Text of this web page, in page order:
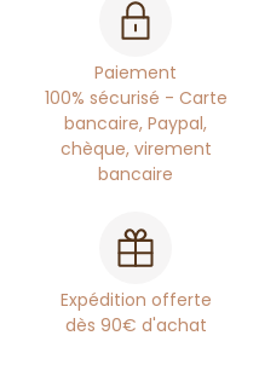
Paiement
100% sécurisé - Carte
bancaire, Paypal,
chèque, virement
bancaire
Expédition offerte
dès 90€ d'achat